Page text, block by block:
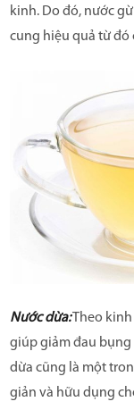
kinh. Do đó, nước
cung hiệu quả từ đó
Nước dừa:Theo kinh
giúp giảm đau
dừa cũng là một
giản và hữu dụng